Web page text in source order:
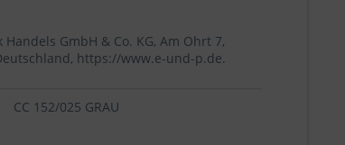
GmbH & Co. KG, Am Ohrt 7,
https://www.e-und-p.de.
CC 152/025 GRAU